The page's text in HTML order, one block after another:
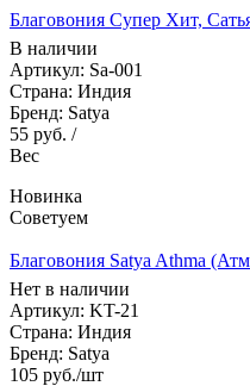
Благовония Супер Хит,
В наличии
Артикул: Sa-001
Страна: Индия
Бренд: Satya
55 руб. /
Вес
Новинка
Советуем
Благовония Satya Athma
Нет в наличии
Артикул: KT-21
Страна: Индия
Бренд: Satya
105 руб./шт